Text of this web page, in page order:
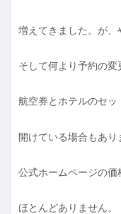
増えてきました。が、
そして何より予約の変
航空券とホテルのセ
開けている場合もあ
公式ホームページの
ほとんどありません。